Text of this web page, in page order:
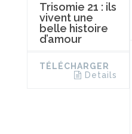
Trisomie 21 : ils
vivent une
belle histoire
d’amour
TÉLÉCHARGER
Details